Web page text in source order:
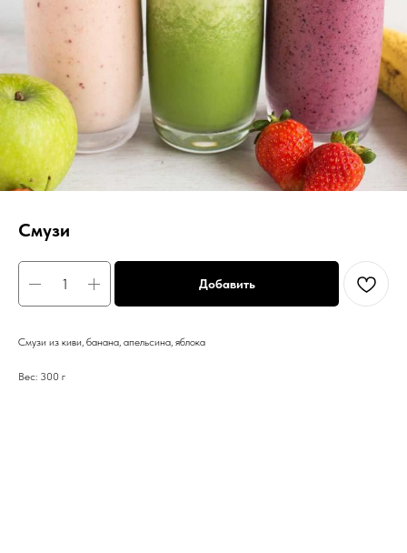
Смузи
Добавить
Смузи из киви, банана, апельсина, яблока
Вес: 300 г